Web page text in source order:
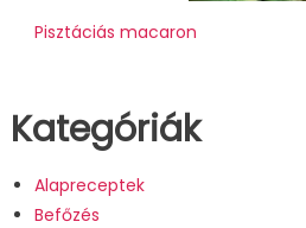
Pisztáciás macaron
Kategóriák
Alapreceptek
Befőzés